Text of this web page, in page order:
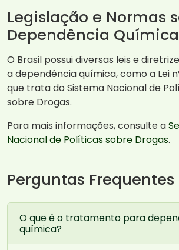
Legislação e Normas
Dependência Química
O Brasil possui diversas leis e
a dependência química, como a Lei
que trata do Sistema Nacional de
sobre Drogas.
Para mais informações, consulte a
Nacional de Políticas sobre Drogas.
Perguntas Frequentes
O que é o tratamento para
química?